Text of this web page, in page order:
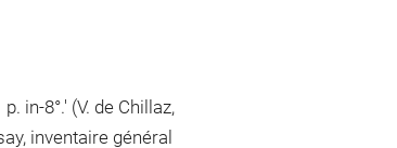
in-8°.' (V. de Chillaz,
inventaire général